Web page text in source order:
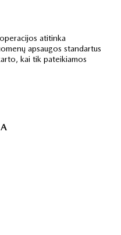
atitinka
apsaugos standartus
kai tik pateikiamos